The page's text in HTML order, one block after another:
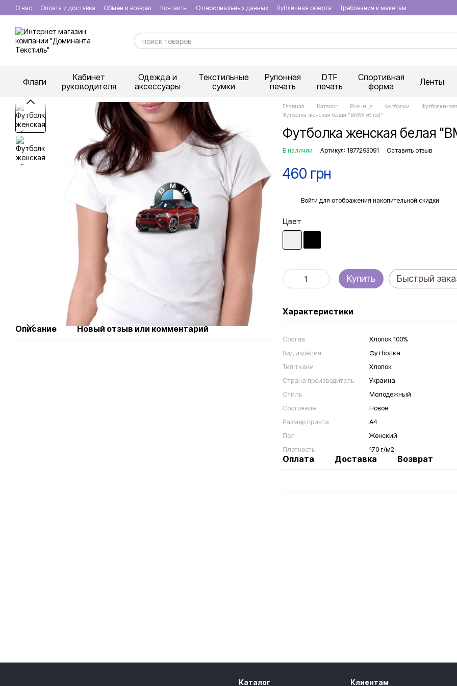
Перейти к основному контенту
О нас Оплата и доставка Обмен и возврат Контакты О персональных данных Публичная оферта Требования к макетам
Флаги
Кабинет
руководителя
Одежда и
аксессуары
Текстильные
сумки
Рулонная
печать
DTF
печать
Спортивная
форма
Ленты
Описание Новый отзыв или комментарий
Главная Каталог Розница Футболки
Футболки-
Футболка женская белая "BMW х6 red"
Футболка женская белая
В наличии Артикул: 1877293091 Оставить отзыв
460 грн
Войти для отображения накопительной скидки
Цвет
Купить Быстрый
Характеристики
Состав
Хлопок 100%
Вид изделия
Футболка
Тип ткани
Хлопок
Страна производитель
Украина
Стиль
Молодежный
Состояние
Новое
Размер принта
А4
Пол
Женский
Плотность
170 г/м2
Оплата Доставка Возврат
Каталог Клиентам